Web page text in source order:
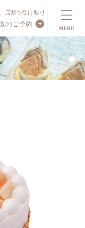
店舗で受け取り
のご予約